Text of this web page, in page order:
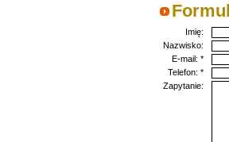
Imię:
Nazwisko:
E-mail: *
Telefon: *
Zapytanie: